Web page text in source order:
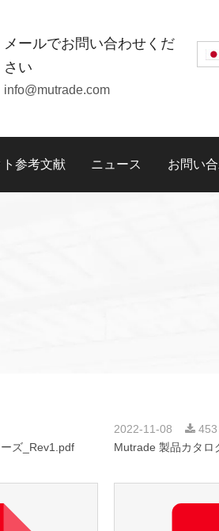
メールでお問い合わせくだ
さい
info@mutrade.com
参考文献 ニュース お問い
ズ_Rev1.pdf
2022-11-08
453
Mutrade 製品カタロ